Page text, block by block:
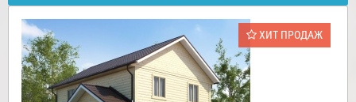
ХИТ ПРОДАЖ